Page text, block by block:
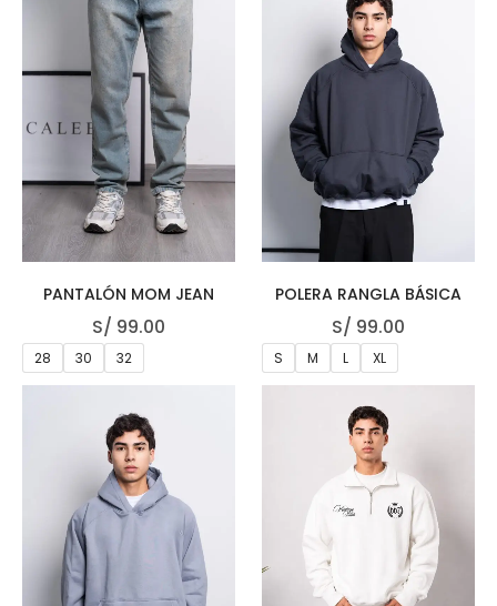
PANTALÓN MOM JEAN
S/ 99.00
28 30 32
POLERA RANGLA BÁSICA
S/ 99.00
S M L XL